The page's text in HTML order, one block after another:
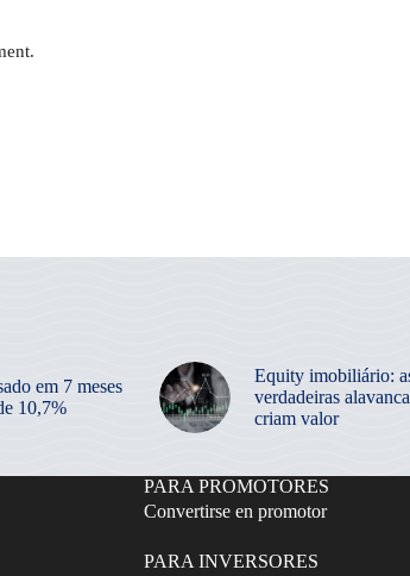
em 7 meses
10,7%
Equity imobiliário:
verdadeiras
criam valor
PARA PROMOTORES
Convertirse en promotor
PARA INVERSORES